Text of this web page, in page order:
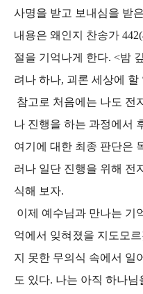
사명을 받고 보내심을 받
내용은 왜인지 찬송가
절을 기억나게 한다. <밤
려나 하나, 괴론 세상에
참고로 처음에는 나도 전
나 진행을 하는 과정에서
여기에 대한 최종 판단은
러나 일단 진행을 위해 전
식해 보자.
이제 예수님과 만나는 기
억에서 잊혀졌을 지도모
지 못한 무의식 속에서 일
도 있다. 나는 아직 하나